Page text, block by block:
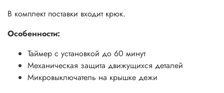
В комплект поставки входит крюк.
Особенности:
Таймер с установкой до 60 минут
Механическая защита движущихся деталей
Микровыключатель на крышке дежи